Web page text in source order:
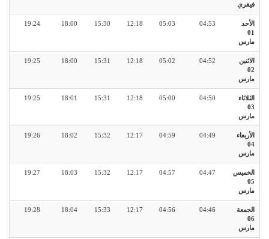
فيفري
الأحد
01
مارس
04:53
05:03
12:18
15:30
18:00
19:24
الاثنين
02
مارس
04:52
05:02
12:18
15:31
18:00
19:25
الثلاثاء
03
مارس
04:50
05:00
12:18
15:31
18:01
19:25
الأربعاء
04
مارس
04:49
04:59
12:17
15:32
18:02
19:26
الخميس
05
مارس
04:47
04:57
12:17
15:32
18:03
19:27
الجمعة
06
مارس
04:46
04:56
12:17
15:33
18:04
19:28